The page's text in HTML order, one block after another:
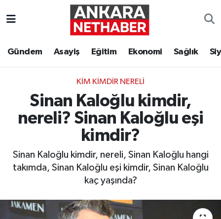
Gündem Asayiş Eğitim Ekonomi Sağlık
KIM KIMDIR NERELI
Sinan Kaloğlu kimdir,
nereli? Sinan Kaloğlu eşi
kimdir?
Sinan Kaloğlu kimdir, nereli, Sinan Kaloğlu hangi
takımda, Sinan Kaloğlu eşi kimdir, Sinan Kaloğlu
kaç yaşında?
Ekonomi
Kim Kimdir Nereli
Sağlık
Ankara Hava Durumu
Tüm Manşetler
Son Dakika Haberleri
Haber Arşivi